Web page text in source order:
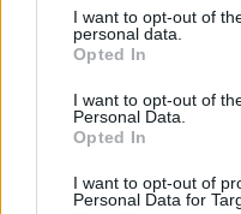
I want to opt-out of
personal data.
Opted In
I want to opt-out of
Personal Data.
Opted In
I want to opt-out of
Personal Data for
Πώς μπορεί να επηρεαστεί
7 Αυγούστου, 2026
Μαζική η έξοδος των
7 Αυγούστου, 2026